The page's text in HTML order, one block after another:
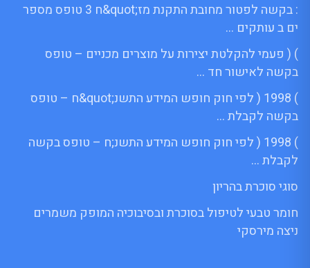
: בקשה לפטור מחובת התקנת מז;quot&ח 3 טופס מספר
ים ב עותקים …
) ( פעמי להקלטת יצירות על מוצרים מכניים – טופס
בקשה לאישור חד …
) 1998 ( לפי חוק חופש המידע התשנ;quot&ח – טופס
בקשה לקבלת …
) 1998 ( לפי חוק חופש המידע התשנ;ח – טופס בקשה
לקבלת …
סוגי סוכרת בהריון
חומר טבעי לטיפול בסוכרת ובסיבוכיה המופק משמרים
ניצה מירסקי